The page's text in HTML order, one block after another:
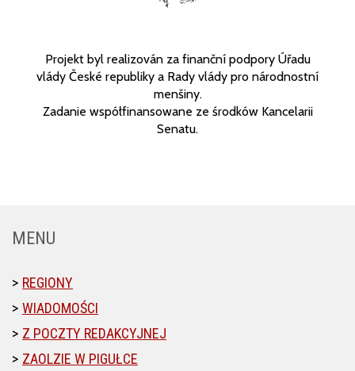
Projekt byl realizován za finanční podpory Úřadu
vlády České republiky a Rady vlády pro národnostní
menšiny.
Zadanie współfinansowane ze środków Kancelarii
Senatu.
MENU
REGIONY
WIADOMOŚCI
Z POCZTY REDAKCYJNEJ
ZAOLZIE W PIGUŁCE